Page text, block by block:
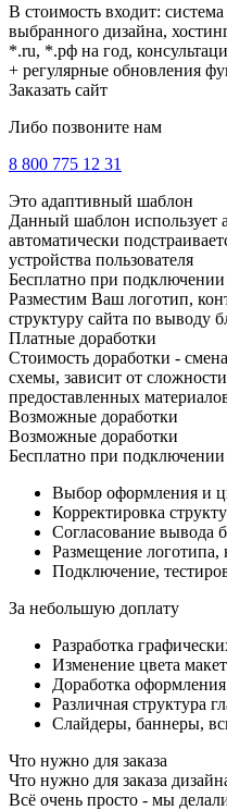
В стоимость входит:
выбранного дизайна,
*.ru, *.рф на год,
+ регулярные обновления
Заказать сайт
Либо позвоните нам
8 800 775 12 31
Это адаптивный шаблон
Данный шаблон использует
автоматически
устройства пользователя
Бесплатно при подключении
Разместим Ваш логотип,
структуру сайта по выводу
Платные доработки
Стоимость доработки -
схемы, зависит от
предоставленных
Возможные доработки
Возможные доработки
Бесплатно при подключении
Выбор оформления и
Корректировка
Согласование вывода
Размещение логотипа,
Подключение,
За небольшую доплату
Разработка
Изменение цвета
Доработка
Различная структура
Слайдеры, баннеры,
Что нужно для заказа
Что нужно для заказа
Всё очень просто - мы